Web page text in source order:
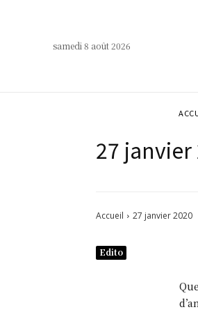
samedi 8 août 2026
27 janvier
Accueil 27 janvier 2020
Edito